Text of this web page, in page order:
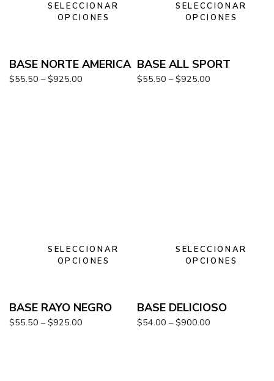
SELECCIONAR
OPCIONES
BASE NORTE AMERICA
$55.50 – $925.00
SELECCIONAR
OPCIONES
BASE ALL SPORT
$55.50 – $925.00
SELECCIONAR
OPCIONES
BASE RAYO NEGRO
$55.50 – $925.00
SELECCIONAR
OPCIONES
BASE DELICIOSO
$54.00 – $900.00